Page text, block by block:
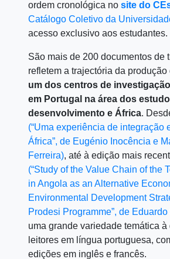
ordem cronológica no site do
Catálogo Coletivo da
acesso exclusivo aos estudantes.
São mais de 200 documentos de
refletem a trajectória da
um dos centros de
em Portugal na área dos
desenvolvimento e África.
(“Uma experiência de integração
África”, de Eugénio Inocência e
Ferreira), até à edição mais
(“Study of the Value Chain of the
in Angola as an Alternative
Environmental Development
Prodesi Programme”, de
uma grande variedade temática
leitores em língua portuguesa,
edições em inglês e francês.